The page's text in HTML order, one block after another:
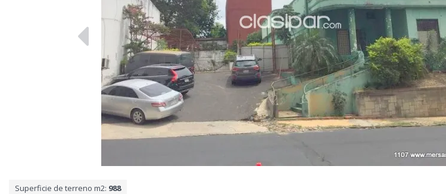
Superficie de terreno m2: 988